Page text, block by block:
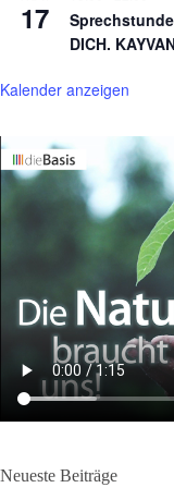
17
DICH.
Kalender anzeigen
Neueste Beiträge